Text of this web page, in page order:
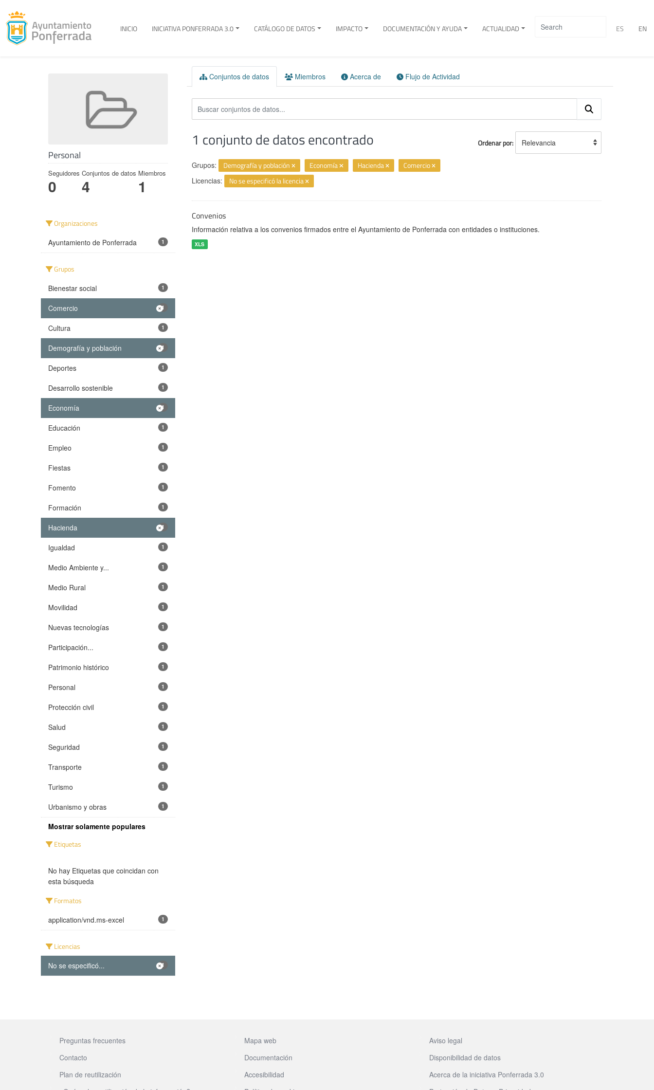
ES EN
INICIO INICIATIVA PONFERRADA 3.0 CATÁLOGO DE DATOS IMPACTO DOCUMENTACIÓN Y AYUDA ACTUALIDAD
Personal
Seguidores
0
Conjuntos de datos
4
Miembros
1
Organizaciones
Ayuntamiento de Ponferrada 1
Grupos
Bienestar social 1
Comercio 1
Cultura 1
Demografía y población 1
Deportes 1
Desarrollo sostenible 1
Economía 1
Educación 1
Empleo 1
Fiestas 1
Fomento 1
Formación 1
Hacienda 1
Igualdad 1
Medio Ambiente y... 1
Medio Rural 1
Movilidad 1
Nuevas tecnologías 1
Participación... 1
Patrimonio histórico 1
Personal 1
Protección civil 1
Salud 1
Seguridad 1
Transporte 1
Turismo 1
Urbanismo y obras 1
Mostrar solamente populares
Etiquetas
No hay Etiquetas que coincidan con
esta búsqueda
Formatos
application/vnd.ms-excel 1
Licencias
No se especificó... 1
Conjuntos de datos Miembros Acerca de Flujo de Actividad
Ordenar por
1 conjunto de datos encontrado
Grupos: Demografía y población Economía Hacienda Comercio
Licencias: No se especificó la licencia
Convenios
Información relativa a los convenios firmados entre el Ayuntamiento de Ponferrada con entidades o instituciones.
XLS
Preguntas frecuentes Mapa web
Aviso legal
Contacto
Documentación
Disponibilidad de datos
Plan de reutilización
Accesibilidad
Acerca de la iniciativa Ponferrada 3.0